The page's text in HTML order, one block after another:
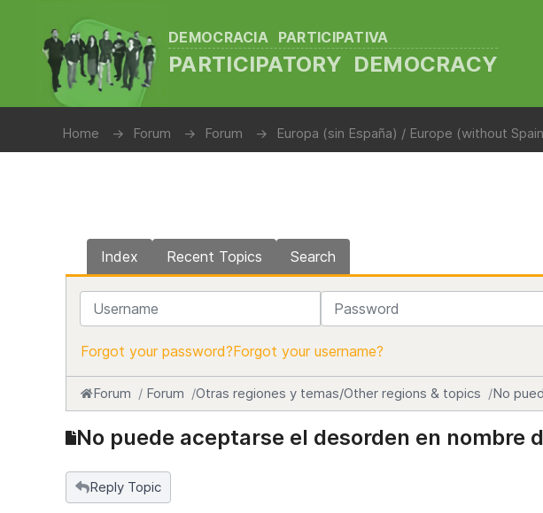
DEMOCRACIA PARTICIPATIVA
PARTICIPATORY DEMOCRACY
Home Forum Forum Europa (sin España) / Europe (without
Index Recent Topics Search
Username Password
Forgot your password?Forgot your username?
Forum Forum Otras regiones y temas/Other regions & topics No
No puede aceptarse el desorden en nombre
Reply Topic